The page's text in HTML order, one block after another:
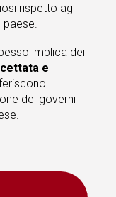
rispetto agli
implica dei
e
dei governi